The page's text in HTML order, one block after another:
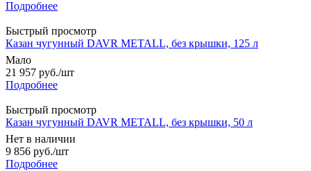
Подробнее
Быстрый просмотр
Казан чугунный DAVR METALL, без крышки, 125 л
Мало
21 957 руб./шт
Подробнее
Быстрый просмотр
Казан чугунный DAVR METALL, без крышки, 50 л
Нет в наличии
9 856 руб./шт
Подробнее